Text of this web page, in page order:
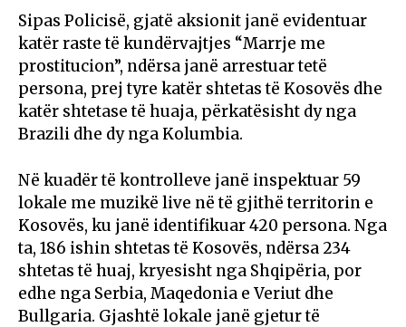
Sipas Policisë, gjatë aksionit janë evidentuar
katër raste të kundërvajtjes “Marrje me
prostitucion”, ndërsa janë arrestuar tetë
persona, prej tyre katër shtetas të Kosovës dhe
katër shtetase të huaja, përkatësisht dy nga
Brazili dhe dy nga Kolumbia.
Në kuadër të kontrolleve janë inspektuar 59
lokale me muzikë live në të gjithë territorin e
Kosovës, ku janë identifikuar 420 persona. Nga
ta, 186 ishin shtetas të Kosovës, ndërsa 234
shtetas të huaj, kryesisht nga Shqipëria, por
edhe nga Serbia, Maqedonia e Veriut dhe
Bullgaria. Gjashtë lokale janë gjetur të